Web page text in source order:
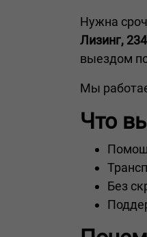
Нужна
Лизинг,
выездом
Мы
Что
Без